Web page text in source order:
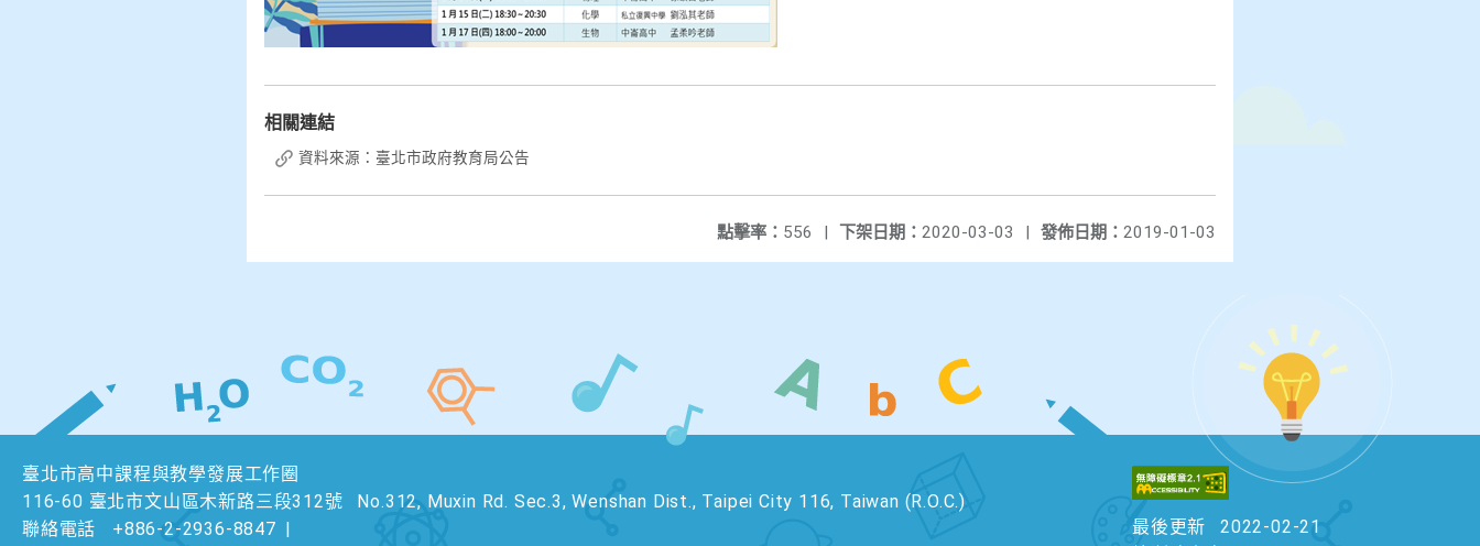
相關連結
資料來源：臺北市政府教育局公告
發佈日期： 2019-01-03
下架日期： 2020-03-03 |
點擊率： 556 |
臺北市高中課程與教學發展工作圈
116-60 臺北市文山區木新路三段312號
No.312, Muxin Rd. Sec.3, Wenshan Dist., Taipei City 116, Taiwan (R.O.C.)
聯絡電話
+886-2-2936-8847 | 最後更新
2022-02-21